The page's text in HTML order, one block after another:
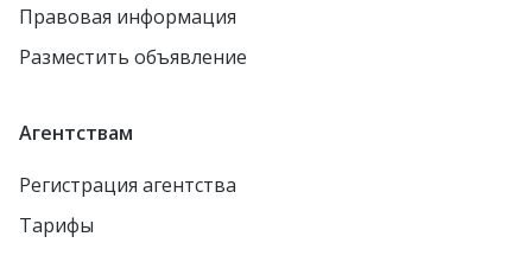
Правовая информация
Разместить объявление
Агентствам
Регистрация агентства
Тарифы